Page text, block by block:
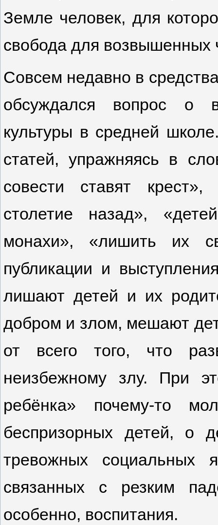
Земле человек, для
свобода для возвышенных
Совсем недавно в
обсуждался вопрос о
культуры в средней
статей, упражняясь в
совести ставят
столетие назад»,
монахи», «лишить их
публикации и
лишают детей и их
добром и злом, мешают
от всего того, что
неизбежному злу. При
ребёнка» почему-то
беспризорных детей, о
тревожных социальных
связанных с резким
особенно, воспитания.